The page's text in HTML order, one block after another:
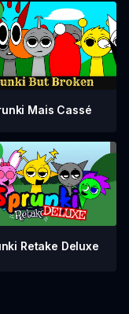
Mais Cassé
Retake Deluxe